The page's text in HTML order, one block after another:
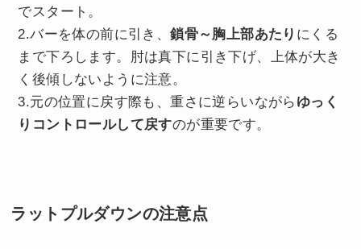
でスタート。
2.バーを体の前に引き、鎖骨～胸上部あたり にくる
まで下ろします。肘は真下に引き下げ、上体が大き
く後傾しないように注意。
3.元の位置に戻す際も、重さに逆らいながら ゆっく
りコントロールして戻すのが重要です。
ラットプルダウンの注意点